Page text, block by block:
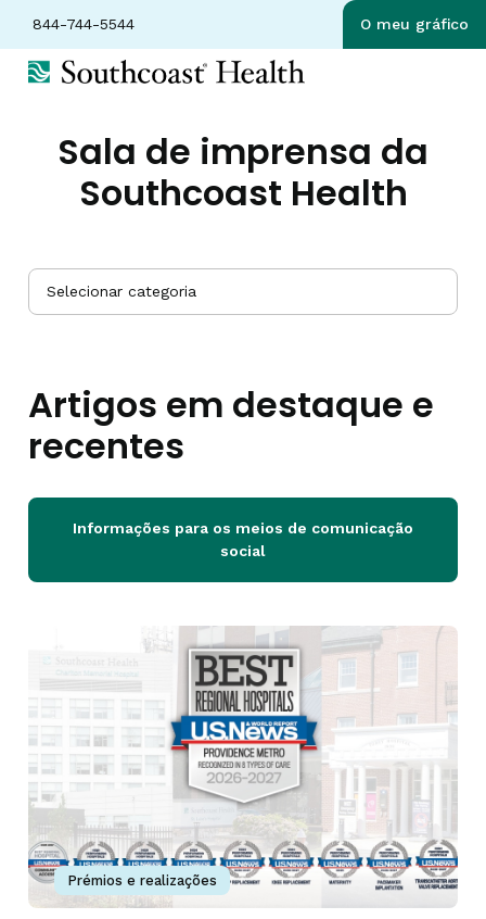
844-744-5544 O meu gráfico
Sala de imprensa da
Southcoast Health
Selecionar categoria
Artigos em destaque e
recentes
Informações para os meios de comunicação
social
Prémios e realizações